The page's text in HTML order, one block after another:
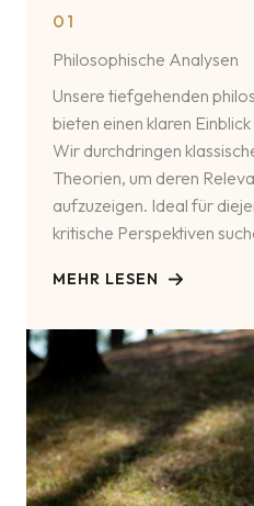
01
Philosophische Analysen
Unsere tiefgehenden
bieten einen klaren
Wir durchdringen
Theorien, um deren
aufzuzeigen. Ideal für
kritische Perspektiven
MEHR LESEN